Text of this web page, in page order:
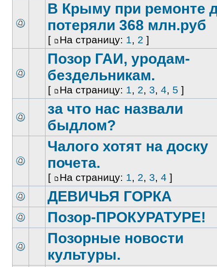
В Крыму при ремонте
потеряли 368 млн.руб
[ На страницу: 1, 2 ]
Позор ГАИ, уродам-
бездельникам.
[ На страницу: 1, 2, 3, 4, 5 ]
за что нас назвали
быдлом?
Чалого хотят на доску
почета.
[ На страницу: 1, 2, 3, 4 ]
ДЕВИЧЬЯ ГОРКА
Позор-ПРОКУРАТУРЕ!
Позорные новости
культуры.